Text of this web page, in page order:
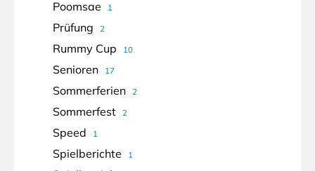
Poomsae 1
Prüfung 2
Rummy Cup 10
Senioren 17
Sommerferien 2
Sommerfest 2
Speed 1
Spielberichte 1